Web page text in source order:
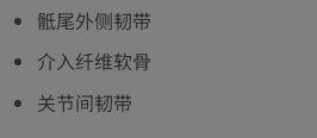
骶尾外侧韧带
介入纤维软骨
关节间韧带